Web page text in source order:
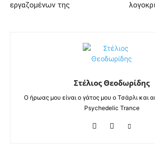
εργαζομένων της
Στέλιος Θεοδωρίδης
Ο ήρωας μου είναι ο γάτος μου ο Τσάρλι και
Psychedelic Trance